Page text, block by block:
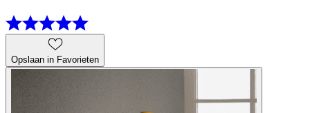
Opslaan in Favorieten